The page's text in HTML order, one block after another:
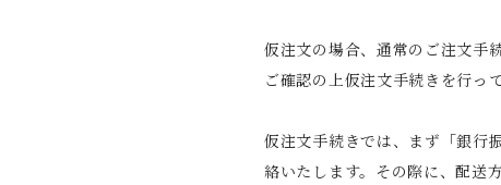
仮注文の場合、通常のご注文手
ご確認の上仮注文手続きを行っ
仮注文手続きでは、まず「銀行
絡いたします。その際に、配送